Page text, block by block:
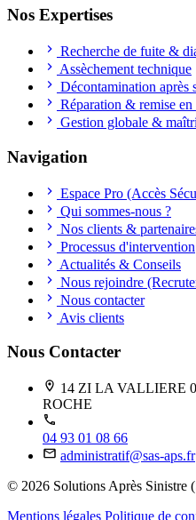
Nos Expertises
Recherche de fuite &
Assèchement technique
Décontamination après
Réparation & remise en
Gestion globale &
Navigation
Espace Pro (Accès
Qui sommes-nous ?
Nos clients &
Processus d'intervention
Actualités & Conseils
Nous rejoindre
Nous contacter
Avis clients
Nous Contacter
14 ZI LA VALLIERE
ROCHE
04 93 01 08 66
administratif@sas-aps.fr
© 2026 Solutions Après Sinistre
Mentions légales Politique de